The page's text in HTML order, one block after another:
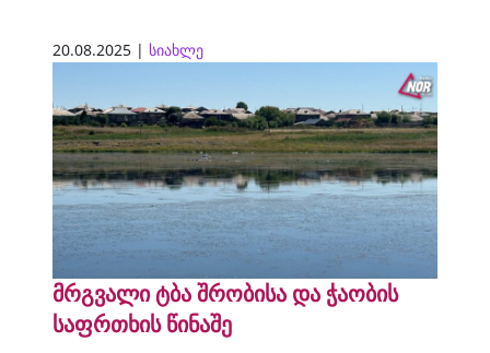
20.08.2025 | სიახლე
მრგვალი ტბა შრობისა და ჭაობის
საფრთხის წინაშე